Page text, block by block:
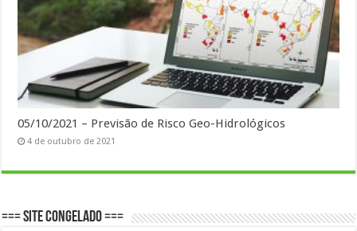
05/10/2021 – Previsão de Risco Geo-Hidrológicos
4 de outubro de 2021
=== SITE CONGELADO ===